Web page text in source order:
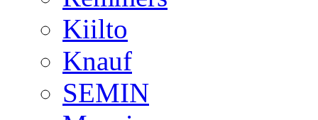
Kiilto
Knauf
SEMIN